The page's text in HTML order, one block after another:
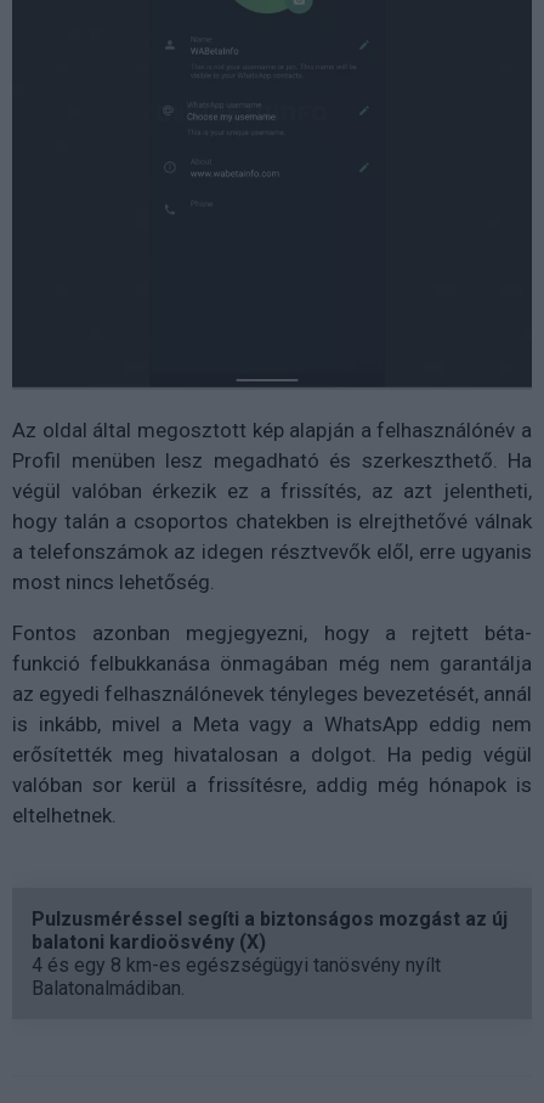
Az oldal által megosztott kép alapján a felhasználónév a
Profil menüben lesz megadható és szerkeszthető. Ha
végül valóban érkezik ez a frissítés, az azt jelentheti,
hogy talán a csoportos chatekben is elrejthetővé válnak
a telefonszámok az idegen résztvevők elől, erre ugyanis
most nincs lehetőség.
Fontos azonban megjegyezni, hogy a rejtett béta-
funkció felbukkanása önmagában még nem garantálja
az egyedi felhasználónevek tényleges bevezetését, annál
is inkább, mivel a Meta vagy a WhatsApp eddig nem
erősítették meg hivatalosan a dolgot. Ha pedig végül
valóban sor kerül a frissítésre, addig még hónapok is
eltelhetnek.
Pulzusméréssel segíti a biztonságos mozgást az új
balatoni kardioösvény (X)
4 és egy 8 km-es egészségügyi tanösvény nyílt
Balatonalmádiban.